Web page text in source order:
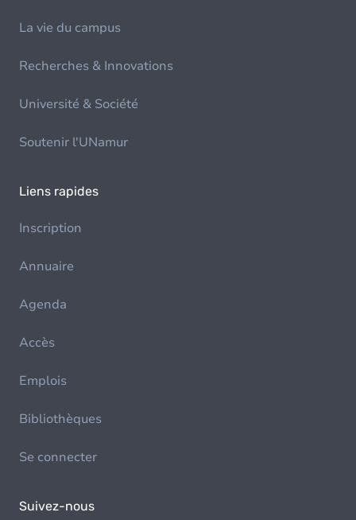
La vie du campus
Recherches & Innovations
Université & Société
Soutenir l'UNamur
Liens rapides
Inscription
Annuaire
Agenda
Accès
Emplois
Bibliothèques
Se connecter
Suivez-nous